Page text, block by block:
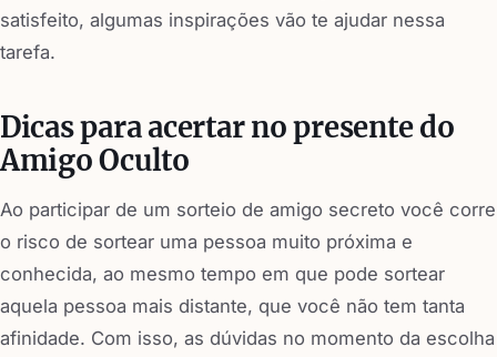
satisfeito, algumas inspirações vão te ajudar nessa
tarefa.
Dicas para acertar no presente do
Amigo Oculto
Ao participar de um sorteio de amigo secreto você corre
o risco de sortear uma pessoa muito próxima e
conhecida, ao mesmo tempo em que pode sortear
aquela pessoa mais distante, que você não tem tanta
afinidade. Com isso, as dúvidas no momento da escolha